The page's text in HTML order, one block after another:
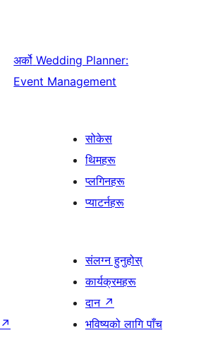
अर्को Wedding Planner:
Event Management
सोकेस
थिमहरू
प्लगिनहरू
प्याटर्नहरू
↗
संलग्न हुनुहोस्
कार्यक्रमहरू
दान ↗
भविष्यको लागि पाँच